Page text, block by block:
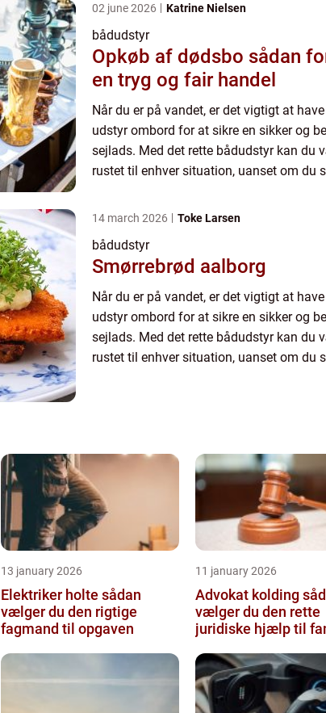
02 june 2026 Katrine Nielsen
bådudstyr
Opkøb af dødsbo sådan foregår
en tryg og fair handel
Når du er på vandet, er det vigtigt at
udstyr ombord for at sikre en sikker og
sejlads. Med det rette bådudstyr kan du
rustet til enhver situation, uanset om du
14 march 2026 Toke Larsen
bådudstyr
Smørrebrød aalborg
Når du er på vandet, er det vigtigt at
udstyr ombord for at sikre en sikker og
sejlads. Med det rette bådudstyr kan du
rustet til enhver situation, uanset om du
13 january 2026
Elektriker holte sådan
vælger du den rigtige
fagmand til opgaven
11 january 2026
Advokat kolding sådan
vælger du den rette
juridiske hjælp til